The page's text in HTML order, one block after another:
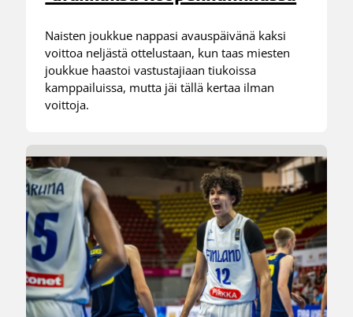
Naisten joukkue nappasi avauspäivänä kaksi
voittoa neljästä ottelustaan, kun taas miesten
joukkue haastoi vastustajiaan tiukoissa
kamppailuissa, mutta jäi tällä kertaa ilman
voittoja.